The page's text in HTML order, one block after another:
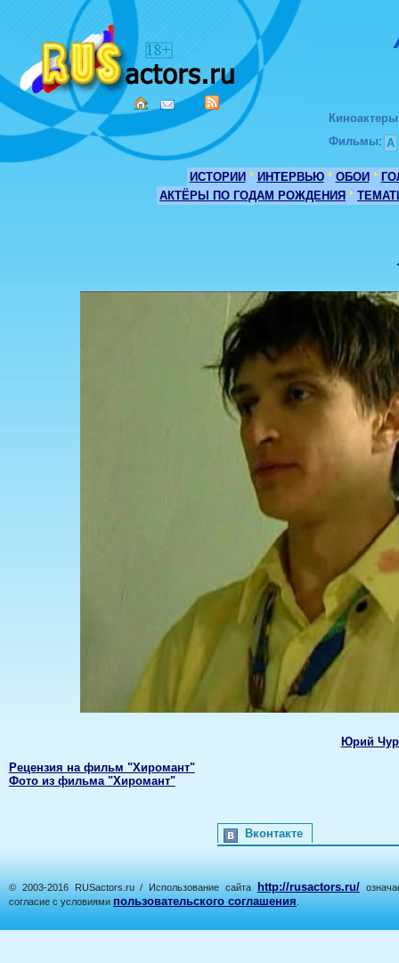
Киноактеры
Фильмы: А
ИСТОРИИ * ИНТЕРВЬЮ * ОБОИ *
АКТЁРЫ ПО ГОДАМ РОЖДЕНИЯ *
Юрий
Рецензия на фильм "Хиромант"
Фото из фильма "Хиромант"
Вконтакте
© 2003-2016 RUSactors.ru / Использование сайта http://rusactors.ru/
согласие с условиями пользовательского соглашения